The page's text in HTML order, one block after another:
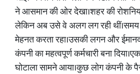
ने आसमान की ओर देखा।शहर की
लेकिन अब उसे वे अलग लग रही थीं।समय
मेहनत करता रहा।उसकी लगन और
कंपनी का महत्वपूर्ण कर्मचारी बना
घोटाला सामने आया।कुछ लोग कंपनी के